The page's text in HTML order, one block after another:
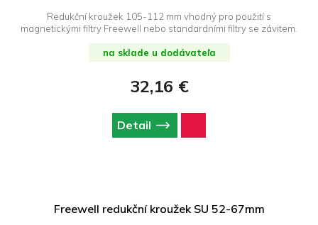
Redukční kroužek 105-112 mm vhodný pro použití s
magnetickými filtry Freewell nebo standardními filtry se závitem.
na sklade u dodávateľa
32,16 €
Detail
Freewell redukční kroužek SU 52-67mm